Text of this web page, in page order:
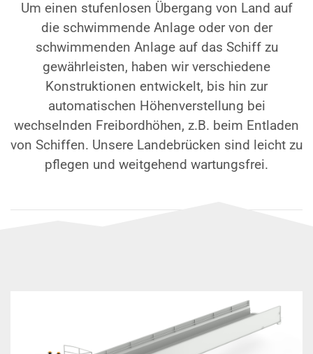
Um einen stufenlosen Übergang von Land auf
die schwimmende Anlage oder von der
schwimmenden Anlage auf das Schiff zu
gewährleisten, haben wir verschiedene
Konstruktionen entwickelt, bis hin zur
automatischen Höhenverstellung bei
wechselnden Freibordhöhen, z.B. beim Entladen
von Schiffen. Unsere Landebrücken sind leicht zu
pflegen und weitgehend wartungsfrei.